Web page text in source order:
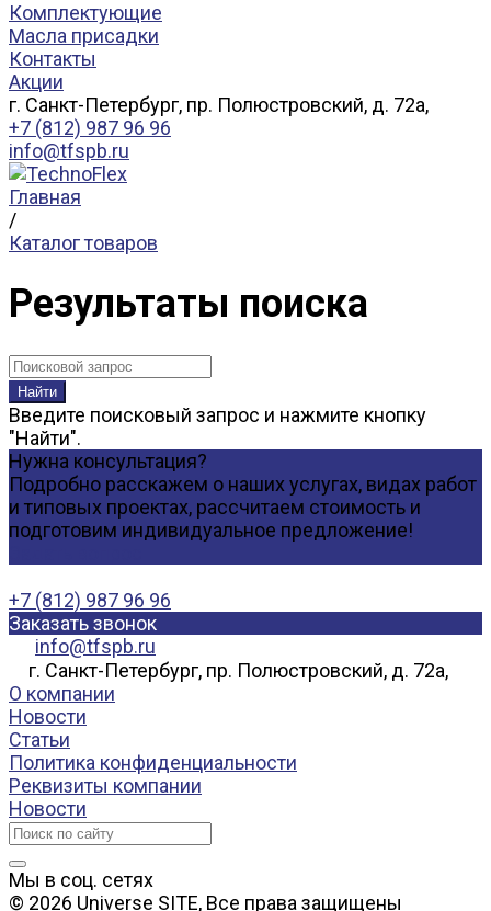
Комплектующие
Масла присадки
Контакты
Акции
г. Санкт-Петербург, пр. Полюстровский, д. 72а,
+7 (812) 987 96 96
info@tfspb.ru
Главная
/
Каталог товаров
Результаты поиска
Найти
Введите поисковый запрос и нажмите кнопку
"Найти".
Нужна консультация?
Подробно расскажем о наших услугах, видах работ
и типовых проектах, рассчитаем стоимость и
подготовим индивидуальное предложение!
+7 (812) 987 96 96
Заказать звонок
info@tfspb.ru
г. Санкт-Петербург, пр. Полюстровский, д. 72а,
О компании
Новости
Статьи
Политика конфиденциальности
Реквизиты компании
Новости
Мы в соц. сетях
© 2026 Universe SITE, Все права защищены